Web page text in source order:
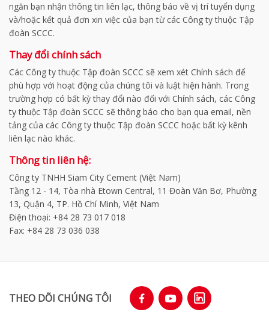
ngăn bạn nhận thông tin liên lạc, thông báo về vị trí tuyển dụng
và/hoặc kết quả đơn xin việc của bạn từ các Công ty thuộc Tập
đoàn SCCC.
Thay đổi chính sách
Các Công ty thuộc Tập đoàn SCCC sẽ xem xét Chính sách để
phù hợp với hoạt động của chúng tôi và luật hiện hành. Trong
trường hợp có bất kỳ thay đổi nào đối với Chính sách, các Công
ty thuộc Tập đoàn SCCC sẽ thông báo cho bạn qua email, nền
tảng của các Công ty thuộc Tập đoàn SCCC hoặc bất kỳ kênh
liên lạc nào khác.
Thông tin liên hệ:
Công ty TNHH Siam City Cement (Việt Nam)
Tầng 12 - 14, Tòa nhà Etown Central, 11 Đoàn Văn Bơ, Phường
13, Quận 4, TP. Hồ Chí Minh, Việt Nam
Điện thoại: +84 28 73 017 018
Fax: +84 28 73 036 038
THEO DÕI CHÚNG TÔI